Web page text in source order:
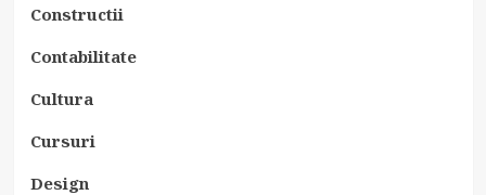
Constructii
Contabilitate
Cultura
Cursuri
Design